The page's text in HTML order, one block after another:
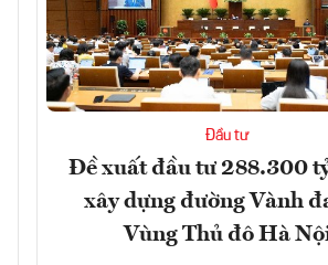
Đầu tư
Đề xuất đầu tư 288.300
xây dựng đường Vành
Vùng Thủ đô Hà